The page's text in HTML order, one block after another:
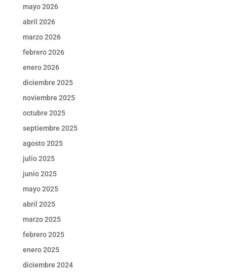
mayo 2026
abril 2026
marzo 2026
febrero 2026
enero 2026
diciembre 2025
noviembre 2025
octubre 2025
septiembre 2025
agosto 2025
julio 2025
junio 2025
mayo 2025
abril 2025
marzo 2025
febrero 2025
enero 2025
diciembre 2024